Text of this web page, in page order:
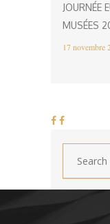
JOURNÉE
MUSÉES
17 novembre